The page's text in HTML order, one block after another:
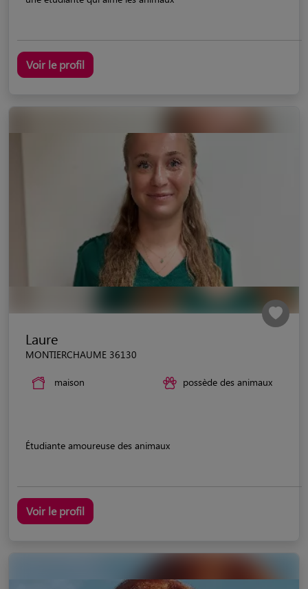
Voir le profil
Laure
MONTIERCHAUME 36130
maison possède des animaux
Étudiante amoureuse des animaux
Voir le profil